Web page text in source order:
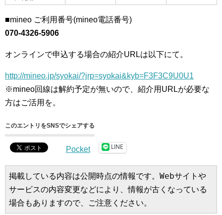
■mineo ご利用番号(mineo電話番号)
070-4326-5906
オンラインで申込する場合の紹介URLは以下にて。
http://mineo.jp/syokai/?jrp=syokai&kyb=F3F3C9U0U1
※mineo回線は解約予定が無いので、紹介用URLが必要な
方はご活用を。
このエントリをSNSでシェアする
Pocket LINE
掲載している内容は公開時点の情報です。Webサイトや
サービスの内容変更などにより、情報が古くなっている
場合もありますので、ご注意ください。